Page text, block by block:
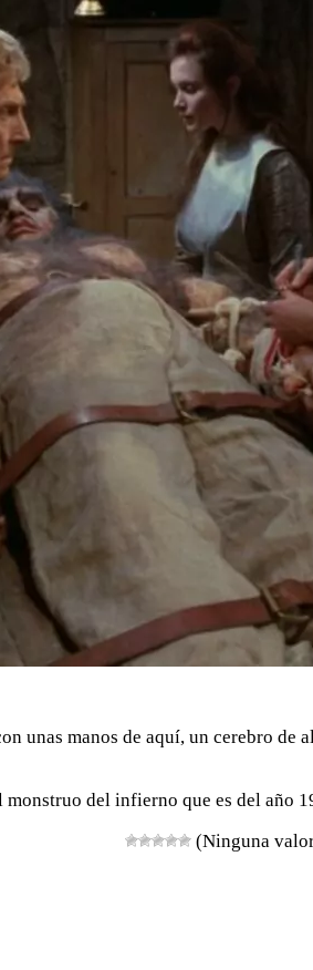
unas manos de aquí, un cerebro
del infierno que es del año
(Ninguna